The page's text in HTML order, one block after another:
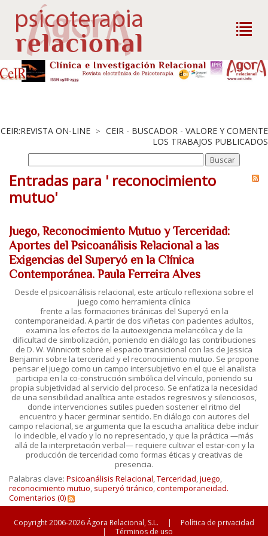
CEIR:REVISTA ON-LINE > CEIR - BUSCADOR - VALORE Y COMENTE
LOS TRABAJOS PUBLICADOS
Entradas para ' reconocimiento
mutuo'
Juego, Reconocimiento Mutuo y Terceridad:
Aportes del Psicoanálisis Relacional a las
Exigencias del Superyó en la Clínica
Contemporánea. Paula Ferreira Alves
Desde el psicoanálisis relacional, este artículo reflexiona sobre el
juego como herramienta clínica
frente a las formaciones tiránicas del Superyó en la
contemporaneidad. A partir de dos viñetas con pacientes adultos,
examina los efectos de la autoexigencia melancólica y de la
dificultad de simbolización, poniendo en diálogo las contribuciones
de D. W. Winnicott sobre el espacio transicional con las de Jessica
Benjamin sobre la terceridad y el reconocimiento mutuo. Se propone
pensar el juego como un campo intersubjetivo en el que el analista
participa en la co-construcción simbólica del vínculo, poniendo su
propia subjetividad al servicio del proceso. Se enfatiza la necesidad
de una sensibilidad analítica ante estados regresivos y silenciosos,
donde intervenciones sutiles pueden sostener el ritmo del
encuentro y hacer germinar sentido. En diálogo con autores del
campo relacional, se argumenta que la escucha analítica debe incluir
lo indecible, el vacío y lo no representado, y que la práctica —más
allá de la interpretación verbal— requiere cultivar el estar-con y la
producción de terceridad como formas éticas y creativas de
presencia.
Palabras clave: Psicoanálisis Relacional,Terceridad,juego,
reconocimiento mutuo, superyó tiránico,contemporaneidad.
Comentarios (0)
Copyright 2006-2026 Ágora Relacional, S.L. |
Política de privacidad
|
Términos de uso